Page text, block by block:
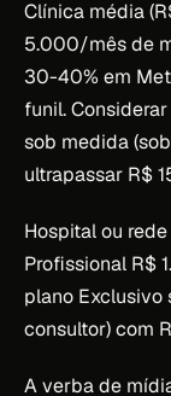
Clínica média
5.000/mês de
30-40% em
funil.
sob medida
ultrapassar R$
Hospital ou
Profissional R$
plano Exclusivo
consultor) com
A verba de